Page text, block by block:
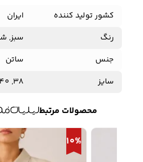
کشور تولید کننده
ایران
رنگ
سبز,
جنس
ساتن
سایز
38, 40, 42, 44, 46, 48
محصولات مرتبط
10%